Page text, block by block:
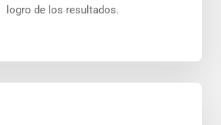
logro de los resultados.